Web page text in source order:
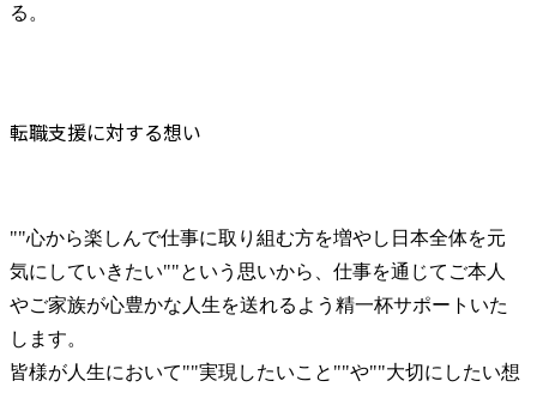
る。
転職支援に対する想い
""心から楽しんで仕事に取り組む方を増やし日本全体を元
気にしていきたい""という思いから、仕事を通じてご本人
やご家族が心豊かな人生を送れるよう精一杯サポートいた
します。
皆様が人生において""実現したいこと""や""大切にしたい想